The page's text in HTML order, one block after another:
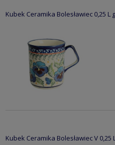
Kubek Ceramika Bolesławiec 0,25 L
Kubek Ceramika Bolesławiec V 0,25